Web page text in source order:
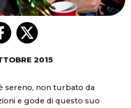
2015
sereno, non turbato da
e gode di questo suo